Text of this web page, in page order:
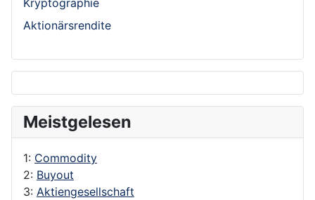
Aktionärsrendite
Meistgelesen
1: Commodity
2: Buyout
3: Aktiengesellschaft